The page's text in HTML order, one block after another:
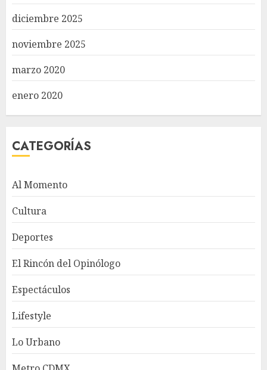
diciembre 2025
noviembre 2025
marzo 2020
enero 2020
CATEGORÍAS
Al Momento
Cultura
Deportes
El Rincón del Opinólogo
Espectáculos
Lifestyle
Lo Urbano